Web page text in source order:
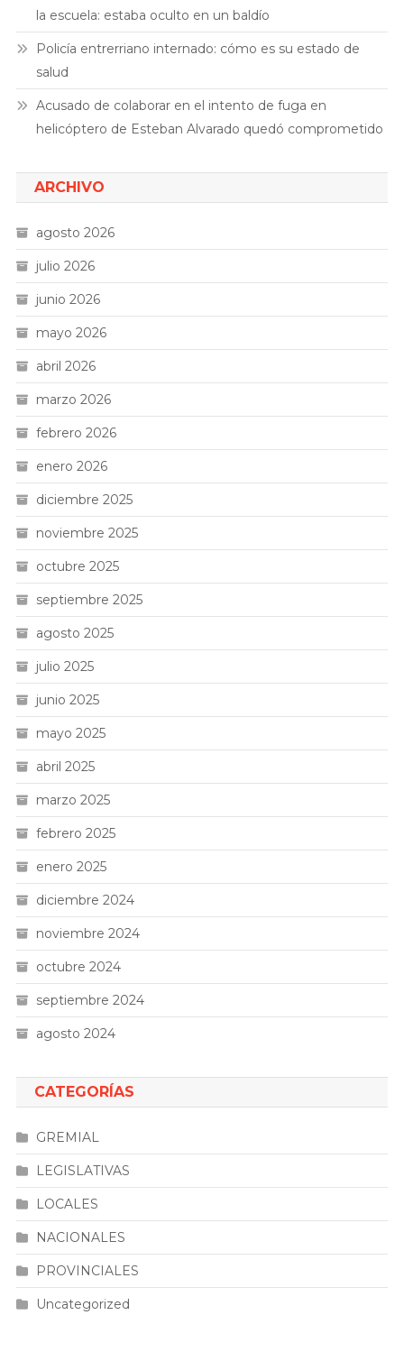
la escuela: estaba oculto en un baldío
Policía entrerriano internado: cómo es su estado de
salud
Acusado de colaborar en el intento de fuga en
helicóptero de Esteban Alvarado quedó comprometido
ARCHIVO
agosto 2026
julio 2026
junio 2026
mayo 2026
abril 2026
marzo 2026
febrero 2026
enero 2026
diciembre 2025
noviembre 2025
octubre 2025
septiembre 2025
agosto 2025
julio 2025
junio 2025
mayo 2025
abril 2025
marzo 2025
febrero 2025
enero 2025
diciembre 2024
noviembre 2024
octubre 2024
septiembre 2024
agosto 2024
CATEGORÍAS
GREMIAL
LEGISLATIVAS
LOCALES
NACIONALES
PROVINCIALES
Uncategorized